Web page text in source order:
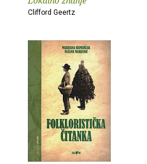
Clifford Geertz